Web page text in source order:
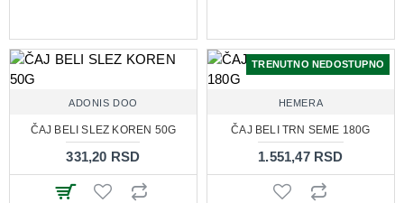
ADONIS DOO
ČAJ BELI SLEZ KOREN 50G
331,20 RSD
TRENUTNO NEDOSTUPNO
HEMERA
ČAJ BELI TRN SEME 180G
1.551,47 RSD